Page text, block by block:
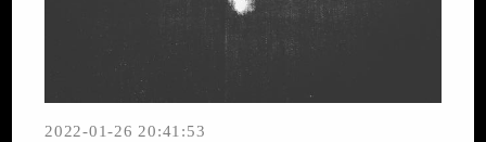
2022-01-26 20:41:53